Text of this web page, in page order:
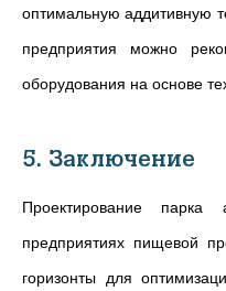
оптимальную аддитивную
предприятия можно
оборудования на основе
5. Заключение
Проектирование парка
предприятиях пищевой
горизонты для